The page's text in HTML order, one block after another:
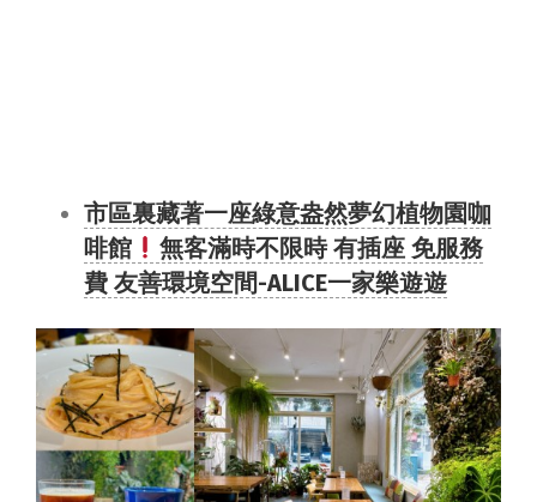
市區裏藏著一座綠意盎然夢幻植物園咖
啡館
無客滿時不限時 有插座 免服務
費 友善環境空間-ALICE一家樂遊遊